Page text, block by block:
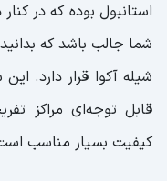
استانبول بوده که در
شما جالب باشد که
شیله آکوا قرار دارد.
قابل توجه‌ای مراکز
کیفیت بسیار مناسب